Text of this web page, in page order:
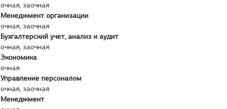
очная, заочная
Менеджмент организации
очная, заочная
Бухгалтерский учет, анализ и аудит
очная, заочная
Экономика
очная
Управление персоналом
очная, заочная
Менеджмент